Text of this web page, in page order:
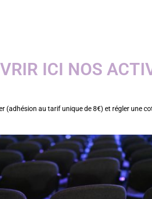
ICI NOS
(adhésion au tarif unique de 8€) et régler une